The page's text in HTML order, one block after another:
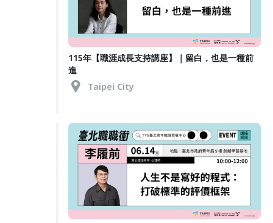
115年【職涯成長支持講座】｜留白，也是一種前
進
Taipei City